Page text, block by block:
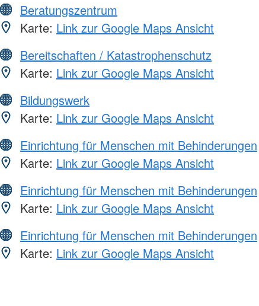
Beratungszentrum
Karte: Link zur Google Maps Ansicht
Bereitschaften / Katastrophenschutz
Karte: Link zur Google Maps Ansicht
Bildungswerk
Karte: Link zur Google Maps Ansicht
Einrichtung für Menschen mit Behinderungen
Karte: Link zur Google Maps Ansicht
Einrichtung für Menschen mit Behinderungen
Karte: Link zur Google Maps Ansicht
Einrichtung für Menschen mit Behinderungen
Karte: Link zur Google Maps Ansicht